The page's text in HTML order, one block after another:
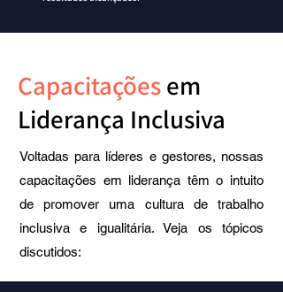
Capacitaçõesem
Liderança Inclusiva
Voltadas para líderes e gestores, nossas
capacitações em liderança têm o intuito
de promover uma cultura de trabalho
inclusiva e igualitária. Veja os tópicos
discutidos: